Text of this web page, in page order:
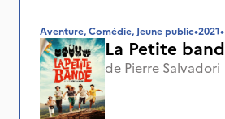
Aventure, Comédie, Jeune public•2021•
La Petite
de Pierre Salvadori